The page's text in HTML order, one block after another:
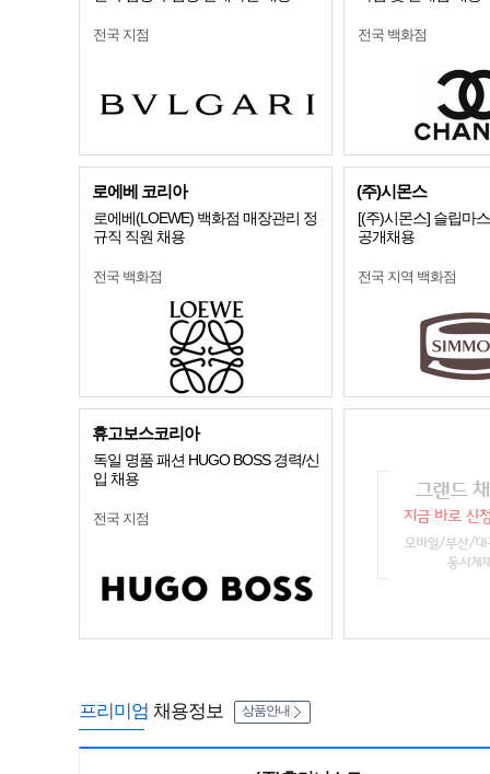
전국 지점 전국 백화점
로에베 코리아
로에베(LOEWE) 백화점 매장관리 정
규직 직원 채용
전국 백화점
(주)시몬스
[(주)시몬스] 슬립마
공개채용
전국 지역 백화점
휴고보스코리아
독일 명품 패션 HUGO BOSS 경력/신
입 채용
전국 지점
프리미엄 채용정보 상품안내